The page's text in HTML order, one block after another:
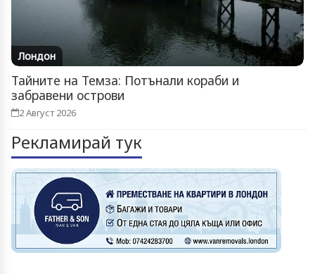
Лондон
Тайните на Темза: Потънали кораби и
забравени острови
2 Август 2026
Рекламирай тук